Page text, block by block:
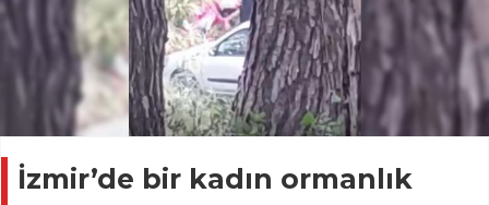
İzmir’de bir kadın ormanlık